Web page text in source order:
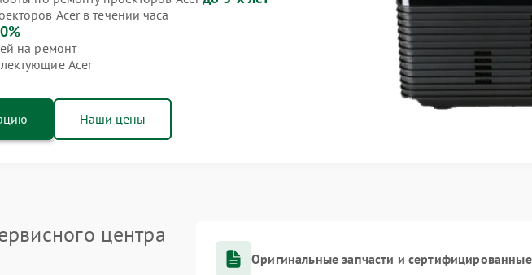
Acer в течении часа
на ремонт
Acer
Наши цены
центра
Оригинальные запчасти и